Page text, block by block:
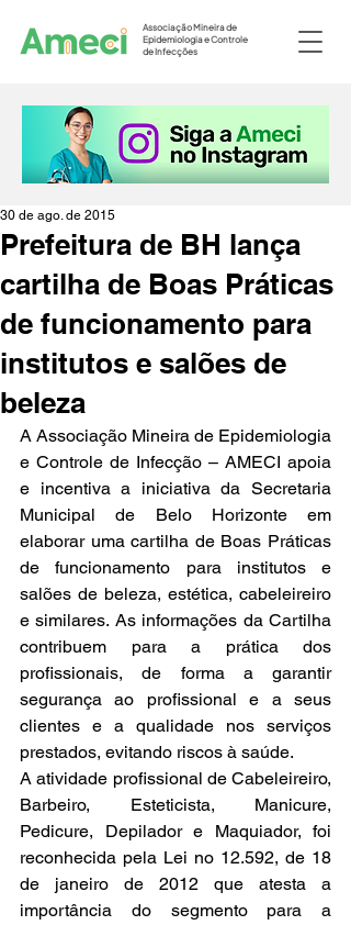
Associação Mineira de
Epidemiologia e Controle
de Infecções
Prefeitura de BH lança
cartilha de Boas Práticas
de funcionamento para
institutos e salões de
beleza
30 de ago. de 2015
A Associação Mineira de Epidemiologia
e Controle de Infecção – AMECI apoia
e incentiva a iniciativa da Secretaria
Municipal de Belo Horizonte em
elaborar uma cartilha de Boas Práticas
de funcionamento para institutos e
salões de beleza, estética, cabeleireiro
e similares. As informações da Cartilha
contribuem para a prática dos
profissionais, de forma a garantir
segurança ao profissional e a seus
clientes e a qualidade nos serviços
prestados, evitando riscos à saúde.
A atividade profissional de Cabeleireiro,
Barbeiro, Esteticista, Manicure,
Pedicure, Depilador e Maquiador, foi
reconhecida pela Lei no 12.592, de 18
de janeiro de 2012 que atesta a
importância do segmento para a